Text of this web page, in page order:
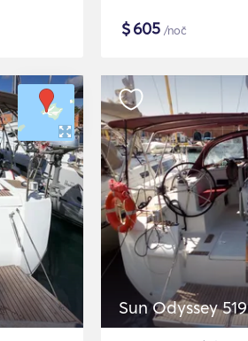
$605 /noč
Sun Odyssey 519